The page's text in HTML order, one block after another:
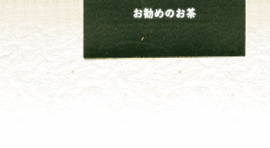
お勧めのお茶